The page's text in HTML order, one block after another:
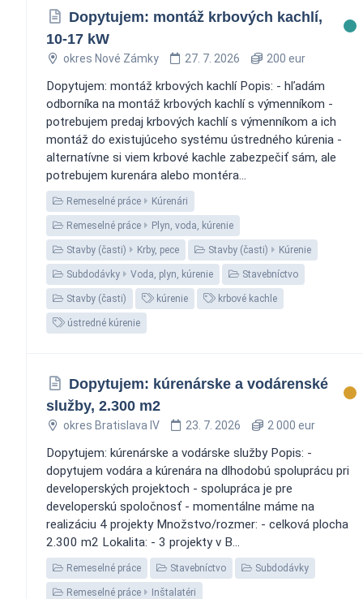
Dopytujem: montáž krbových kachlí,
10-17 kW
okres Nové Zámky 27. 7. 2026 200 eur
Dopytujem: montáž krbových kachlí Popis: - hľadám
odborníka na montáž krbových kachlí s výmenníkom -
potrebujem predaj krbových kachlí s výmenníkom a ich
montáž do existujúceho systému ústredného kúrenia -
alternatívne si viem krbové kachle zabezpečiť sám, ale
potrebujem kurenára alebo montéra...
Remeselné práce Kúrenári
Remeselné práce Plyn, voda, kúrenie
Stavby (časti) Krby, pece Stavby (časti) Kúrenie
Subdodávky Voda, plyn, kúrenie Stavebníctvo
Stavby (časti) kúrenie krbové kachle
ústredné kúrenie
Dopytujem: kúrenárske a vodárenské
služby, 2.300 m2
okres Bratislava IV 23. 7. 2026 2 000 eur
Dopytujem: kúrenárske a vodárske služby Popis: -
dopytujem vodára a kúrenára na dlhodobú spoluprácu pri
developerských projektoch - spolupráca je pre
developerskú spoločnosť - momentálne máme na
realizáciu 4 projekty Množstvo/rozmer: - celková plocha
2.300 m2 Lokalita: - 3 projekty v B...
Remeselné práce Stavebníctvo Subdodávky
Remeselné práce Inštalatéri